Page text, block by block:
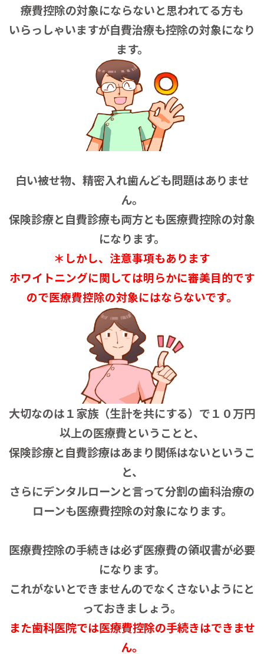
療費控除の対象にならないと思われてる方も
いらっしゃいますが自費治療も控除の対象になり
ます。
白い被せ物、精密入れ歯んども問題はありませ
ん。
保険診療と自費診療も両方とも医療費控除の対象
になります。
＊しかし、注意事項もあります
ホワイトニングに関しては明らかに審美目的です
ので医療費控除の対象にはならないです。
大切なのは１家族（生計を共にする）で１０万円
以上の医療費ということと、
保険診療と自費診療はあまり関係はないというこ
と、
さらにデンタルローンと言って分割の歯科治療の
ローンも医療費控除の対象になります。
医療費控除の手続きは必ず医療費の領収書が必要
になります。
これがないとできませんのでなくさないようにと
っておきましょう。
また歯科医院では医療費控除の手続きはできませ
ん。